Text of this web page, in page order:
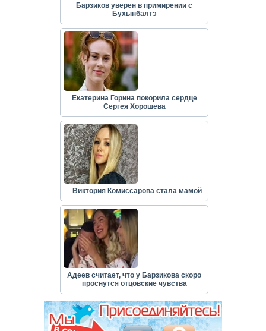
Барзиков уверен в примирении с
Бухынбалтэ
Екатерина Горина покорила сердце
Сергея Хорошева
Виктория Комиссарова стала мамой
Адеев считает, что у Барзикова скоро
проснутся отцовские чувства